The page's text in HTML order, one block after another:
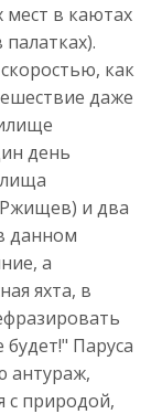
мест в каютах
как
даже
день
и два
данном
а
яхта, в
Паруса
антураж,
с природой,